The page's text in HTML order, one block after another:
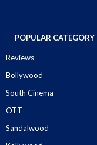
POPULAR CATEGORY
Reviews
Bollywood
South Cinema
OTT
Sandalwood